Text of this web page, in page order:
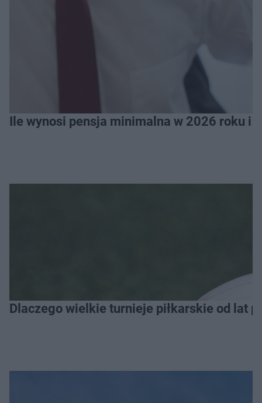
Ile wynosi pensja minimalna w 2026 roku i
Dlaczego wielkie turnieje piłkarskie od lat